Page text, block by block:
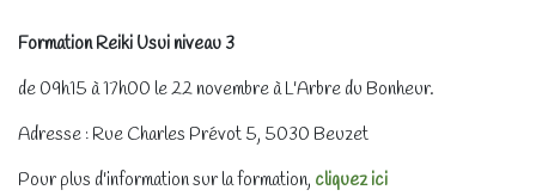
Formation Reiki Usui niveau 3
de 09h15 à 17h00 le 22 novembre à L'Arbre du Bonheur.
Adresse : Rue Charles Prévot 5, 5030 Beuzet
Pour plus d'information sur la formation, cliquez ici